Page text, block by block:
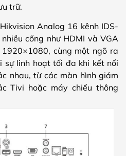
trữ.
Analog 16 kênh IDS-
cổng như HDMI và VGA
cùng một ngõ ra
sự linh hoạt tối đa khi kết nối
nhau, từ các màn hình giám
Tivi hoặc máy chiếu thông